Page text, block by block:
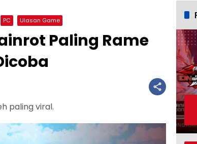
PC Ulasan Game
Paling Rame
paling viral.